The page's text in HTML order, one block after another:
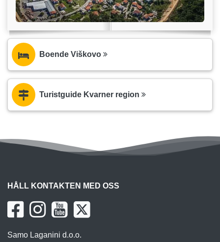
Boende Viškovo
Turistguide Kvarner region
HÅLL KONTAKTEN MED OSS
Samo Laganini d.o.o.